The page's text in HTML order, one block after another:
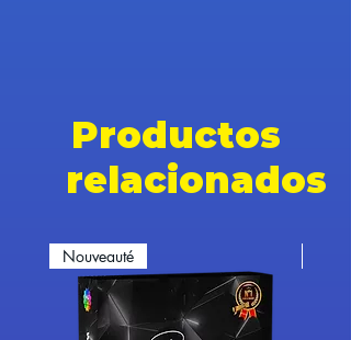
Productos
relacionados
Nouveauté